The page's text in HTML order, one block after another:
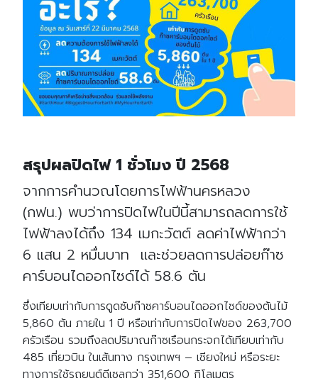
สรุปผลปิดไฟ 1 ชั่วโมง ปี 2568
จากการคำนวณโดยการไฟฟ้านครหลวง
(กฟน.) พบว่าการปิดไฟในปีนี้สามารถลดการใช้
ไฟฟ้าลงได้ถึง 134 เมกะวัตต์ ลดค่าไฟฟ้ากว่า
6 แสน 2 หมื่นบาท และช่วยลดการปล่อยก๊าซ
คาร์บอนไดออกไซด์ได้ 58.6 ตัน
ซึ่งเทียบเท่ากับการดูดซับก๊าซคาร์บอนไดออกไซด์ของต้นไม้
5,860 ต้น ภายใน 1 ปี หรือเท่ากับการปิดไฟของ 263,700
ครัวเรือน รวมถึงลดปริมาณก๊าซเรือนกระจกได้เทียบเท่ากับ
485 เที่ยวบิน ในเส้นทาง กรุงเทพฯ – เชียงใหม่ หรือระยะ
ทางการใช้รถยนต์ดีเซลกว่า 351,600 กิโลเมตร